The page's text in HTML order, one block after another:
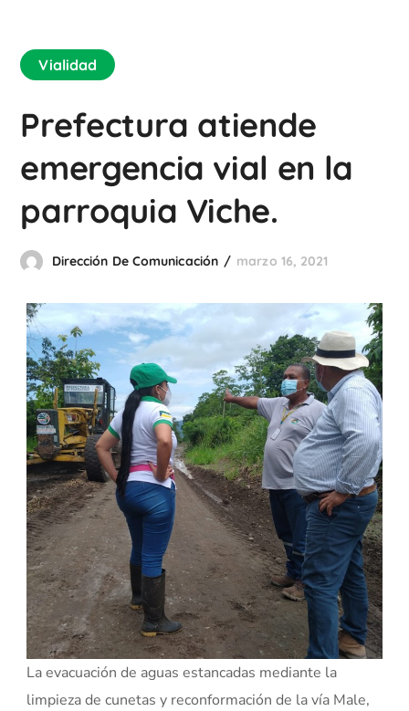
Vialidad
Prefectura atiende
emergencia vial en la
parroquia Viche.
Dirección De Comunicación marzo 16, 2021
La evacuación de aguas estancadas mediante la
limpieza de cunetas y reconformación de la vía Male,